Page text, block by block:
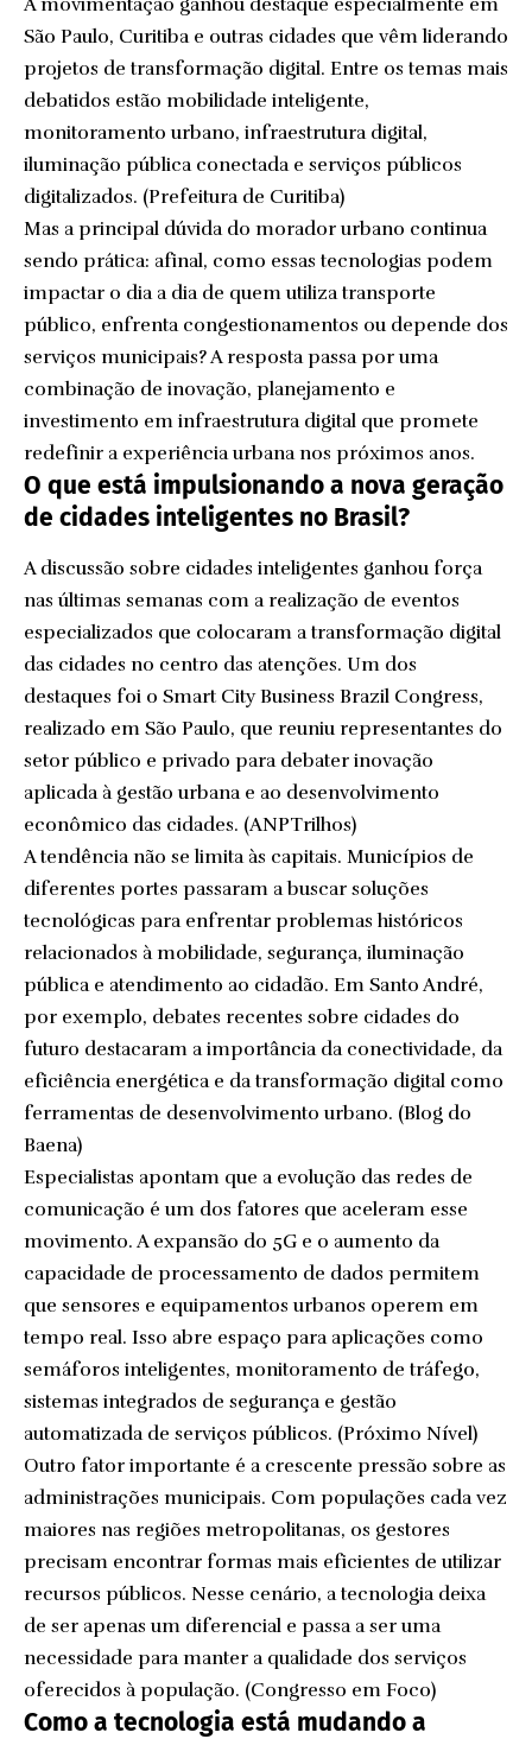
A movimentação ganhou destaque especialmente em
São Paulo, Curitiba e outras cidades que vêm liderando
projetos de transformação digital. Entre os temas mais
debatidos estão mobilidade inteligente,
monitoramento urbano, infraestrutura digital,
iluminação pública conectada e serviços públicos
digitalizados. (Prefeitura de Curitiba)
Mas a principal dúvida do morador urbano continua
sendo prática: afinal, como essas tecnologias podem
impactar o dia a dia de quem utiliza transporte
público, enfrenta congestionamentos ou depende dos
serviços municipais? A resposta passa por uma
combinação de inovação, planejamento e
investimento em infraestrutura digital que promete
redefinir a experiência urbana nos próximos anos.
O que está impulsionando a nova geração
de cidades inteligentes no Brasil?
A discussão sobre cidades inteligentes ganhou força
nas últimas semanas com a realização de eventos
especializados que colocaram a transformação digital
das cidades no centro das atenções. Um dos
destaques foi o Smart City Business Brazil Congress,
realizado em São Paulo, que reuniu representantes do
setor público e privado para debater inovação
aplicada à gestão urbana e ao desenvolvimento
econômico das cidades. (ANPTrilhos)
A tendência não se limita às capitais. Municípios de
diferentes portes passaram a buscar soluções
tecnológicas para enfrentar problemas históricos
relacionados à mobilidade, segurança, iluminação
pública e atendimento ao cidadão. Em Santo André,
por exemplo, debates recentes sobre cidades do
futuro destacaram a importância da conectividade, da
eficiência energética e da transformação digital como
ferramentas de desenvolvimento urbano. (Blog do
Baena)
Especialistas apontam que a evolução das redes de
comunicação é um dos fatores que aceleram esse
movimento. A expansão do 5G e o aumento da
capacidade de processamento de dados permitem
que sensores e equipamentos urbanos operem em
tempo real. Isso abre espaço para aplicações como
semáforos inteligentes, monitoramento de tráfego,
sistemas integrados de segurança e gestão
automatizada de serviços públicos. (Próximo Nível)
Outro fator importante é a crescente pressão sobre as
administrações municipais. Com populações cada vez
maiores nas regiões metropolitanas, os gestores
precisam encontrar formas mais eficientes de utilizar
recursos públicos. Nesse cenário, a tecnologia deixa
de ser apenas um diferencial e passa a ser uma
necessidade para manter a qualidade dos serviços
oferecidos à população. (Congresso em Foco)
Como a tecnologia está mudando a